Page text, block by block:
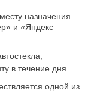
назначения
и «Яндекс
в течение дня.
одной из